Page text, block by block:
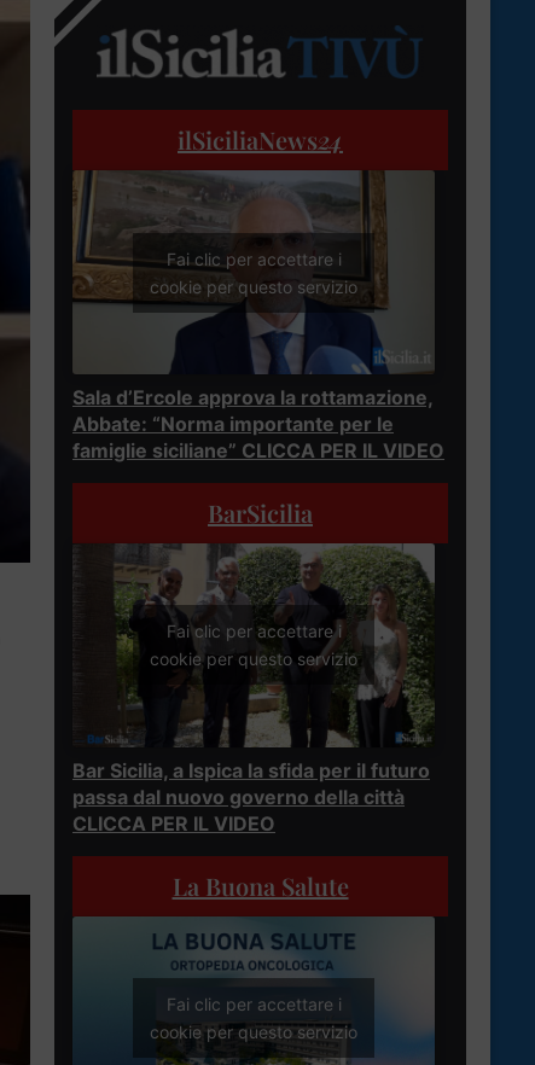
ilSiciliaNews24
Fai clic per accettare i
cookie per questo servizio
Sala d’Ercole approva la rottamazione,
Abbate: “Norma importante per le
famiglie siciliane” CLICCA PER IL VIDEO
BarSicilia
Fai clic per accettare i
cookie per questo servizio
Bar Sicilia, a Ispica la sfida per il futuro
passa dal nuovo governo della città
CLICCA PER IL VIDEO
La Buona Salute
Fai clic per accettare i
cookie per questo servizio